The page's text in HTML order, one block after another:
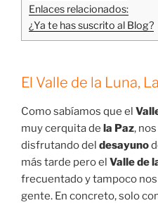
Enlaces relacionados:
¿Ya te has suscrito al Blog?
El Valle de la Luna,
Como sabíamos que el
muy cerquita de la Paz,
disfrutando del desayuno
más tarde pero el Valle de
frecuentado y tampoco
gente. En concreto, solo